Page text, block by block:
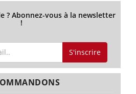
? Abonnez-vous à la newsletter
!
S'inscrire